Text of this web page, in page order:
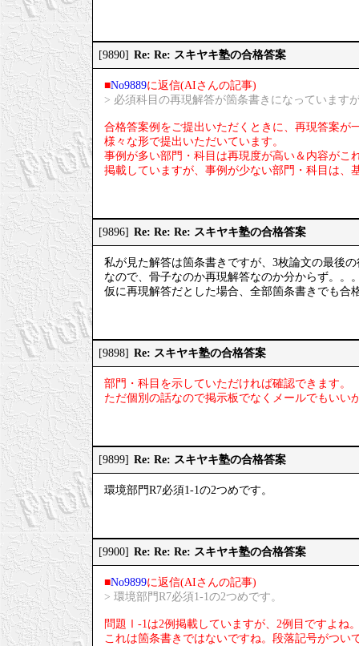
[9890] Re: Re: スキヤキ塾の合格答案
■No9889に返信(AIさんの記事)
> 必須科目の再現解答が箇条書きになっています
合格答案例をご提出いただくときに、再現答案が
様々な形で提出いただいています。
事例が多い部門・科目は再現度が高い＆内容がこ
掲載していますが、事例が少ない部門・科目は、
[9896] Re: Re: Re: スキヤキ塾の合格答案
私が見た解答は箇条書きですが、3枚論文の最後
なので、骨子なのか再現解答なのか分からず。。
仮に再現解答だとした場合、全部箇条書きでも合
[9898] Re: スキヤキ塾の合格答案
部門・科目を示していただければ確認できます。
ただ個別の話なので掲示板でなくメールでもいい
[9899] Re: Re: スキヤキ塾の合格答案
環境部門R7必須1-1の2つめです。
[9900] Re: Re: Re: スキヤキ塾の合格答案
■No9899に返信(AIさんの記事)
> 環境部門R7必須1-1の2つめです。
問題Ⅰ-1は2例掲載していますが、2例目ですよね
これは箇条書きではないですね。段落記号がつ